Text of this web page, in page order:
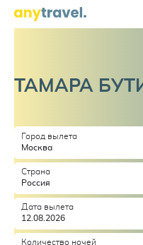
ТАМАРА
Город вылета
Москва
Страна
Россия
Дата вылета
12.08.2026
Количество ночей